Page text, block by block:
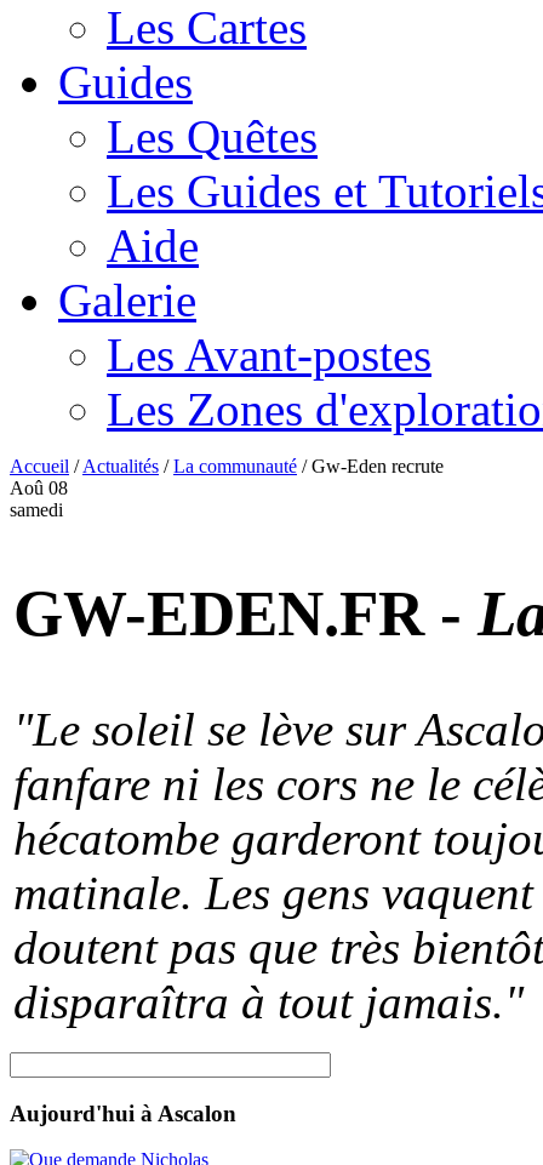
Les Cartes
Guides
Les Quêtes
Les Guides et
Aide
Galerie
Les Avant-postes
Les Zones
Accueil /Actualités /La communauté /Gw-Eden recrute
Aoû 08
samedi
GW-EDEN.FR -
"Le soleil se lève sur
fanfare ni les cors ne le
hécatombe garderont
matinale. Les gens
doutent pas que très
disparaîtra à tout jamais."
Aujourd'hui à Ascalon